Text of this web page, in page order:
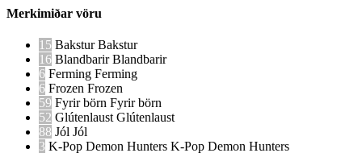
Merkimiðar vöru
15 BaksturBakstur
16 BlandbarirBlandbarir
6 Ferming Ferming
6 Frozen Frozen
59 Fyrir börn Fyrir börn
52 Glútenlaust Glútenlaust
88 Jól Jól
3 K-Pop Demon Hunters K-Pop Demon Hunters